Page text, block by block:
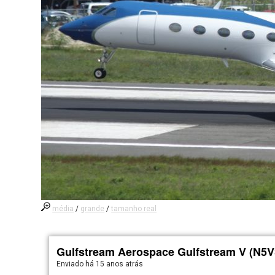
média / grande /tamanho real
Gulfstream Aerospace Gulfstream V
Enviado há 15 anos atrás